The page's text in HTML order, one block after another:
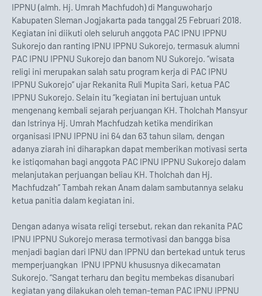
IPPNU (almh. Hj. Umrah Machfudoh) di Manguwoharjo
Kabupaten Sleman Jogjakarta pada tanggal 25 Februari 2018.
Kegiatan ini diikuti oleh seluruh anggota PAC IPNU IPPNU
Sukorejo dan ranting IPNU IPPNU Sukorejo, termasuk alumni
PAC IPNU IPPNU Sukorejo dan banom NU Sukorejo. “wisata
religi ini merupakan salah satu program kerja di PAC IPNU
IPPNU Sukorejo” ujar Rekanita Ruli Mupita Sari, ketua PAC
IPPNU Sukorejo. Selain itu “kegiatan ini bertujuan untuk
mengenang kembali sejarah perjuangan KH. Tholchah Mansyur
dan Istrinya Hj. Umrah Machfudzah ketika mendirikan
organisasi IPNU IPPNU ini 64 dan 63 tahun silam, dengan
adanya ziarah ini diharapkan dapat memberikan motivasi serta
ke istiqomahan bagi anggota PAC IPNU IPPNU Sukorejo dalam
melanjutakan perjuangan beliau KH. Tholchah dan Hj.
Machfudzah” Tambah rekan Anam dalam sambutannya selaku
ketua panitia dalam kegiatan ini.
Dengan adanya wisata religi tersebut, rekan dan rekanita PAC
IPNU IPPNU Sukorejo merasa termotivasi dan bangga bisa
menjadi bagian dari IPNU dan IPPNU dan bertekad untuk terus
memperjuangkan IPNU IPPNU khususnya dikecamatan
Sukorejo. “Sangat terharu dan begitu membekas disanubari
kegiatan yang dilakukan oleh teman-teman PAC IPNU IPPNU